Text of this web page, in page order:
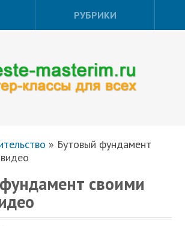
РУБРИКИ
» Бутовый фундамент
своими